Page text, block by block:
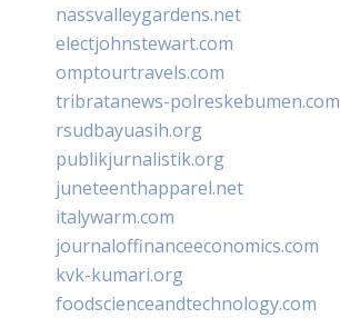
nassvalleygardens.net
electjohnstewart.com
omptourtravels.com
tribratanews-polreskebumen.com
rsudbayuasih.org
publikjurnalistik.org
juneteenthapparel.net
italywarm.com
journaloffinanceeconomics.com
kvk-kumari.org
foodscienceandtechnology.com